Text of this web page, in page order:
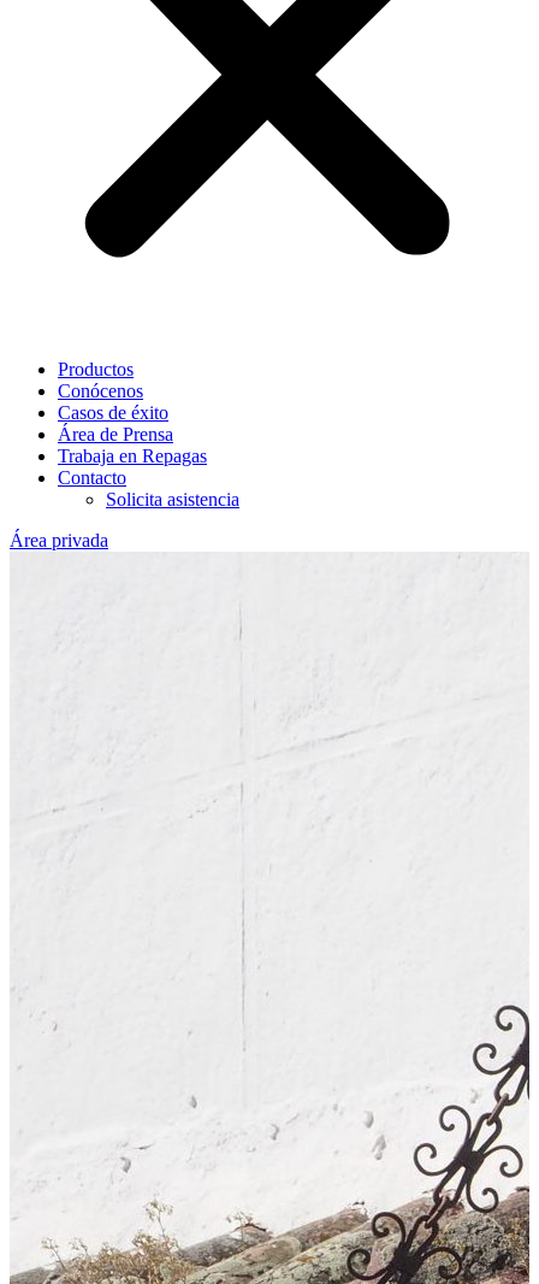
Productos
Conócenos
Casos de éxito
Área de Prensa
Trabaja en Repagas
Contacto
Solicita asistencia
Área privada